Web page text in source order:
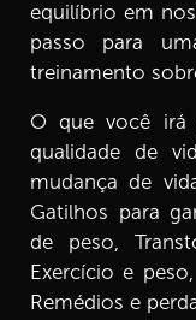
10. Episódio 10:
5 min
6 min
12.Episódio 12:
8 min
13.Episódio 13:
5 min
equilíbrio em
passo para
treinamento
O que você irá
qualidade de
mudança de
Gatilhos para
de peso,
Exercício e
Remédios e